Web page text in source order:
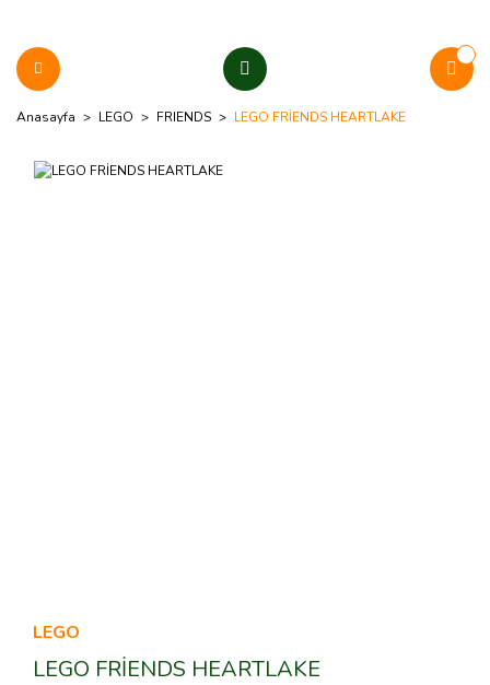
Anasayfa LEGO FRIENDS LEGO FRİENDS HEARTLAKE
LEGO
LEGO FRİENDS HEARTLAKE